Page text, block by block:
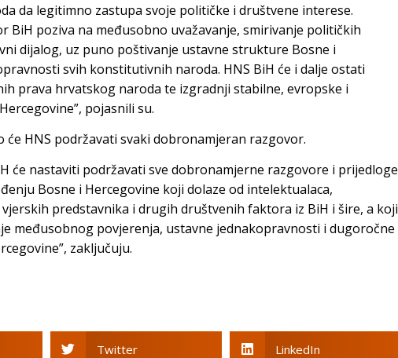
da legitimno zastupa svoje političke i društvene interese.
BiH poziva na međusobno uvažavanje, smirivanje političkih
dijalog, uz puno poštivanje ustavne strukture Bosne i
svih konstitutivnih naroda. HNS BiH će i dalje ostati
prava hrvatskog naroda te izgradnji stabilne, evropske i
pojasnili su.
će HNS podržavati svaki dobronamjeran razgovor.
će nastaviti podržavati sve dobronamjerne razgovore i prijedloge
Bosne i Hercegovine koji dolaze od intelektualaca,
vjerskih predstavnika i drugih društvenih faktora iz BiH i šire, a koji
međusobnog povjerenja, ustavne jednakopravnosti i dugoročne
zaključuju.
Twitter LinkedIn